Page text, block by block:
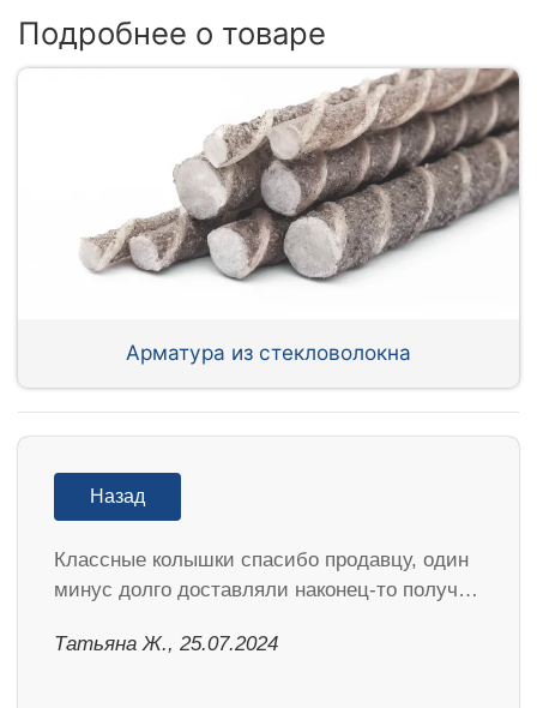
Подробнее о товаре
Арматура из стекловолокна
Назад
Классные колышки спасибо продавцу, один
минус долго доставляли наконец-то получ…
Татьяна Ж., 25.07.2024